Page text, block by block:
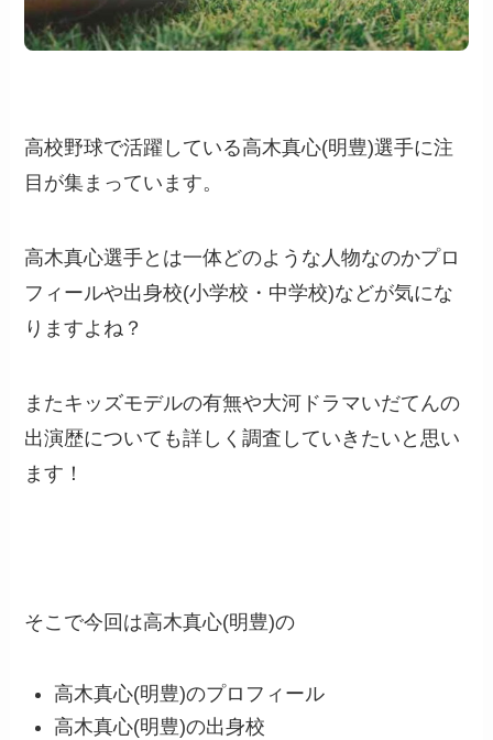
高校野球で活躍している高木真心(明豊)選手に注
目が集まっています。
高木真心選手とは一体どのような人物なのかプロ
フィールや出身校(小学校・中学校)などが気にな
りますよね？
またキッズモデルの有無や大河ドラマいだてんの
出演歴についても詳しく調査していきたいと思い
ます！
そこで今回は高木真心(明豊)の
高木真心(明豊)のプロフィール
高木真心(明豊)の出身校